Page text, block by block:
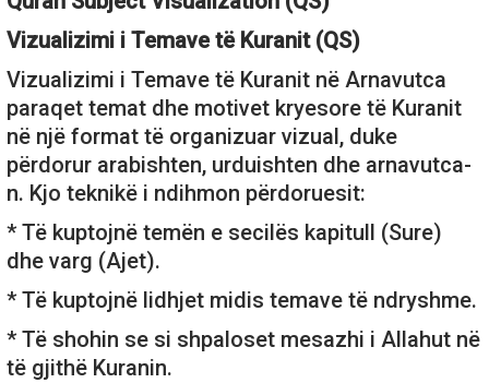
Vizualizimi i Temave të Kuranit (QS)
Vizualizimi i Temave të Kuranit në Arnavutca
paraqet temat dhe motivet kryesore të Kuranit
në një format të organizuar vizual, duke
përdorur arabishten, urduishten dhe arnavutca-
n. Kjo teknikë i ndihmon përdoruesit:
* Të kuptojnë temën e secilës kapitull (Sure)
dhe varg (Ajet).
* Të kuptojnë lidhjet midis temave të ndryshme.
* Të shohin se si shpaloset mesazhi i Allahut në
të gjithë Kuranin.